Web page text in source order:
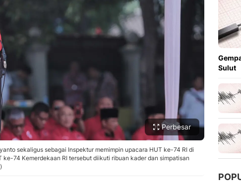
Perbesar
sekaligus sebagai Inspektur memimpin upacara HUT ke-74 RI di
74 Kemerdekaan RI tersebut diikuti ribuan kader dan simpatisan
Sulut